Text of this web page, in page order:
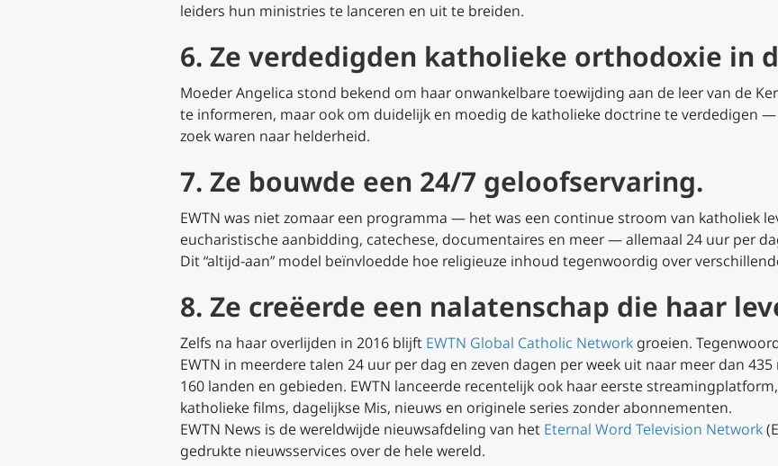
leiders hun ministries te lanceren en uit te breiden.
6. Ze verdedigden katholieke orthodoxie in
Moeder Angelica stond bekend om haar onwankelbare toewijding aan de leer van de
te informeren, maar ook om duidelijk en moedig de katholieke doctrine te verdedigen
zoek waren naar helderheid.
7. Ze bouwde een 24/7 geloofservaring.
EWTN was niet zomaar een programma — het was een continue stroom van katholiek
eucharistische aanbidding, catechese, documentaires en meer — allemaal 24 uur per
Dit “altijd-aan” model beïnvloedde hoe religieuze inhoud tegenwoordig over
8. Ze creëerde een nalatenschap die haar
Zelfs na haar overlijden in 2016 blijft EWTN Global Catholic Network groeien.
EWTN in meerdere talen 24 uur per dag en zeven dagen per week uit naar meer dan
160 landen en gebieden. EWTN lanceerde recentelijk ook haar eerste
katholieke films, dagelijkse Mis, nieuws en originele series zonder abonnementen.
EWTN News is de wereldwijde nieuwsafdeling van het Eternal Word Television Network
gedrukte nieuwsservices over de hele wereld.